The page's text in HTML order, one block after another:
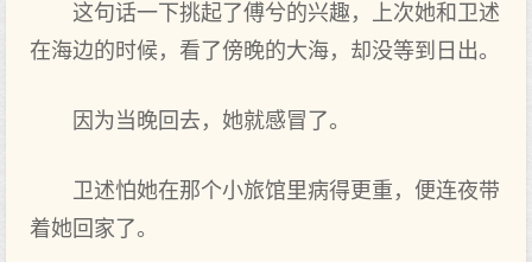
这句话一下挑起了傅兮的兴趣，上次她和卫述
在海边的时候，看了傍晚的大海，却没等到日出。
因为当晚回去，她就感冒了。
卫述怕她在那个小旅馆里病得更重，便连夜带
着她回家了。